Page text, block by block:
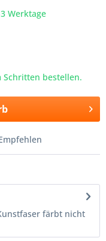
Werktage
Schritten bestellen.
färbt nicht